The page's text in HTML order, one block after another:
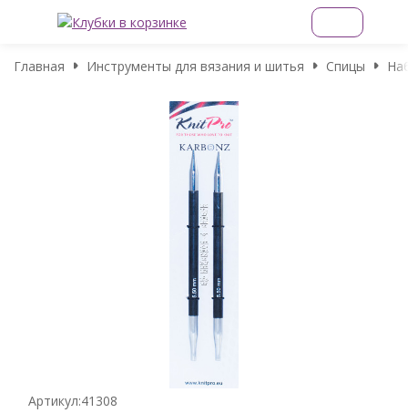
Главная Инструменты для вязания и шитья Спицы
Артикул:41308